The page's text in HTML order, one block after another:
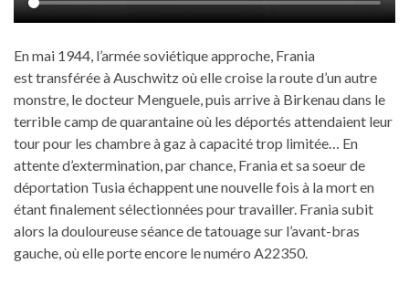
En mai 1944, l’armée soviétique approche, Frania
est transférée à Auschwitz où elle croise la route d’un autre
monstre, le docteur Menguele, puis arrive à Birkenau dans le
terrible camp de quarantaine où les déportés attendaient leur
tour pour les chambre à gaz à capacité trop limitée… En
attente d’extermination, par chance, Frania et sa soeur de
déportation Tusia échappent une nouvelle fois à la mort en
étant finalement sélectionnées pour travailler. Frania subit
alors la douloureuse séance de tatouage sur l’avant-bras
gauche, où elle porte encore le numéro A22350.